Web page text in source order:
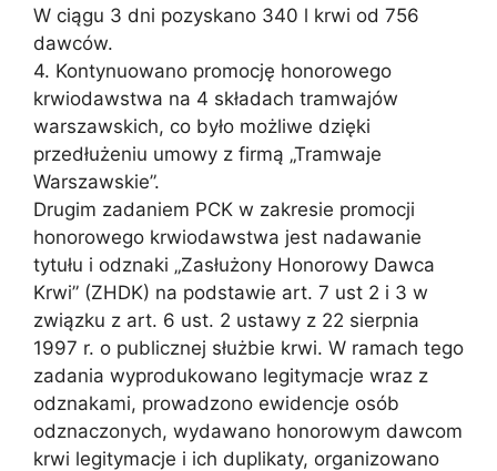
W ciągu 3 dni pozyskano 340 l krwi od 756
dawców.
4. Kontynuowano promocję honorowego
krwiodawstwa na 4 składach tramwajów
warszawskich, co było możliwe dzięki
przedłużeniu umowy z firmą „Tramwaje
Warszawskie”.
Drugim zadaniem PCK w zakresie promocji
honorowego krwiodawstwa jest nadawanie
tytułu i odznaki „Zasłużony Honorowy Dawca
Krwi” (ZHDK) na podstawie art. 7 ust 2 i 3 w
związku z art. 6 ust. 2 ustawy z 22 sierpnia
1997 r. o publicznej służbie krwi. W ramach tego
zadania wyprodukowano legitymacje wraz z
odznakami, prowadzono ewidencje osób
odznaczonych, wydawano honorowym dawcom
krwi legitymacje i ich duplikaty, organizowano